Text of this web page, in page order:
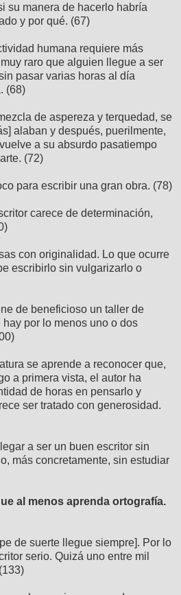
su manera de hacerlo habría
y por qué. (67)
humana requiere más
raro que alguien llegue a ser
pasar varias horas al día
(68)
de aspereza y terquedad, se
alaban y después, puerilmente,
a su absurdo pasatiempo
(72)
para escribir una gran obra. (78)
carece de determinación,
con originalidad. Lo que ocurre
escribirlo sin vulgarizarlo o
de beneficioso un taller de
hay por lo menos uno o dos
se aprende a reconocer que,
a primera vista, el autor ha
de horas en pensarlo y
ser tratado con generosidad.
a ser un buen escritor sin
más concretamente, sin estudiar
al menos aprenda ortografía.
de suerte llegue siempre]. Por lo
serio. Quizá uno entre mil